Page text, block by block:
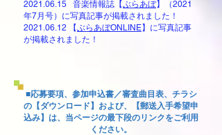
2021.06.15 音楽情報誌 【ぶらあぼ】（2021
年7月号）に写真記事が掲載されました！
2021.06.12 【ぶらあぼONLINE】 に写真記事
が掲載されました ！
■応募要項、参加申込書／審査曲目表、チラシ
の【ダウンロード】および、【郵送入手希望申
込み】は、当ページの最下段のリンクをご利用
ください。